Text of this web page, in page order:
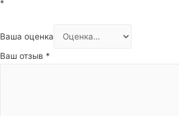
*
Ваша оценка
Ваш отзыв *